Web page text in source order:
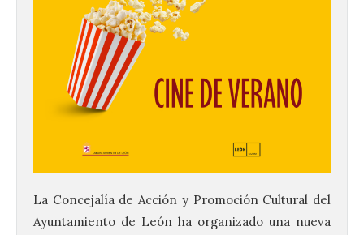
La Concejalía de Acción y Promoción Cultural del
Ayuntamiento de León ha organizado una nueva